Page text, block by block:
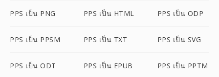
PPS เป็น PNG PPS เป็น HTML PPS เป็น ODP
PPS เป็น PPSM PPS เป็น TXT PPS เป็น SVG
PPS เป็น ODT PPS เป็น EPUB PPS เป็น PPTM